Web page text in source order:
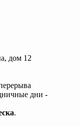
дом 12
дни -
.